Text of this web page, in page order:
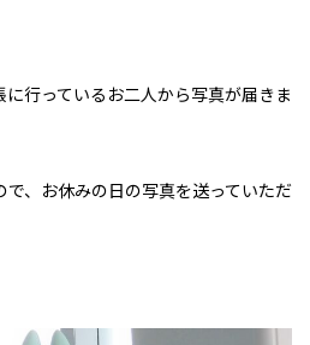
行っているお二人から写真が届きま
、お休みの日の写真を送っていただ